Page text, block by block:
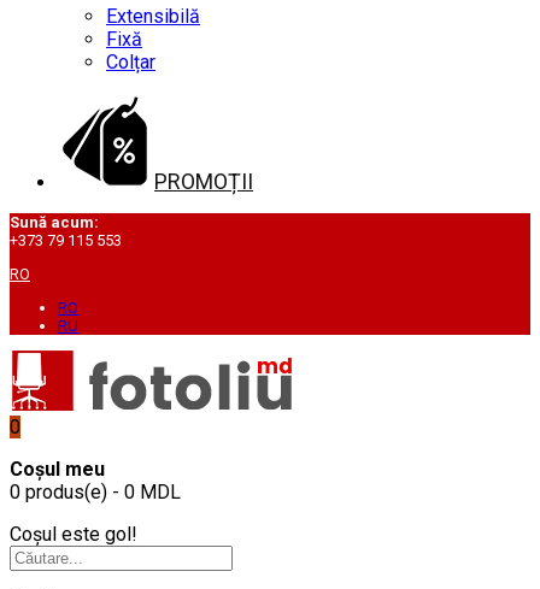
Extensibilă
Fixă
Colțar
PROMOȚII
Sună acum:
+373 79 115 553
RO
RO
RU
0
Coșul meu
0 produs(e) - 0 MDL
Coșul este gol!